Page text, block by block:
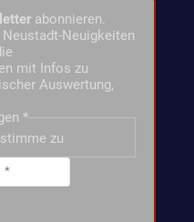
abonnieren.
Neuigkeiten
mit Infos zu
Auswertung,
*
zu